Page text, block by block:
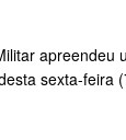
sexta-feira